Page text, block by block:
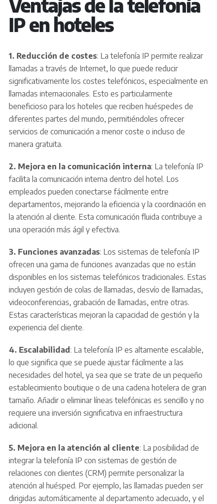
Ventajas de la telefonía
IP en hoteles
1. Reducción de costes: La telefonía IP permite realizar
llamadas a través de Internet, lo que puede reducir
significativamente los costes telefónicos, especialmente en
llamadas internacionales. Esto es particularmente
beneficioso para los hoteles que reciben huéspedes de
diferentes partes del mundo, permitiéndoles ofrecer
servicios de comunicación a menor coste o incluso de
manera gratuita.
2. Mejora en la comunicación interna: La telefonía IP
facilita la comunicación interna dentro del hotel. Los
empleados pueden conectarse fácilmente entre
departamentos, mejorando la eficiencia y la coordinación en
la atención al cliente. Esta comunicación fluida contribuye a
una operación más ágil y efectiva.
3. Funciones avanzadas: Los sistemas de telefonía IP
ofrecen una gama de funciones avanzadas que no están
disponibles en los sistemas telefónicos tradicionales. Estas
incluyen gestión de colas de llamadas, desvío de llamadas,
videoconferencias, grabación de llamadas, entre otras.
Estas características mejoran la capacidad de gestión y la
experiencia del cliente.
4. Escalabilidad : La telefonía IP es altamente escalable,
lo que significa que se puede ajustar fácilmente a las
necesidades del hotel, ya sea que se trate de un pequeño
establecimiento boutique o de una cadena hotelera de gran
tamaño. Añadir o eliminar líneas telefónicas es sencillo y no
requiere una inversión significativa en infraestructura
adicional.
5. Mejora en la atención al cliente: La posibilidad de
integrar la telefonía IP con sistemas de gestión de
relaciones con clientes (CRM) permite personalizar la
atención al huésped. Por ejemplo, las llamadas pueden ser
dirigidas automáticamente al departamento adecuado, y el